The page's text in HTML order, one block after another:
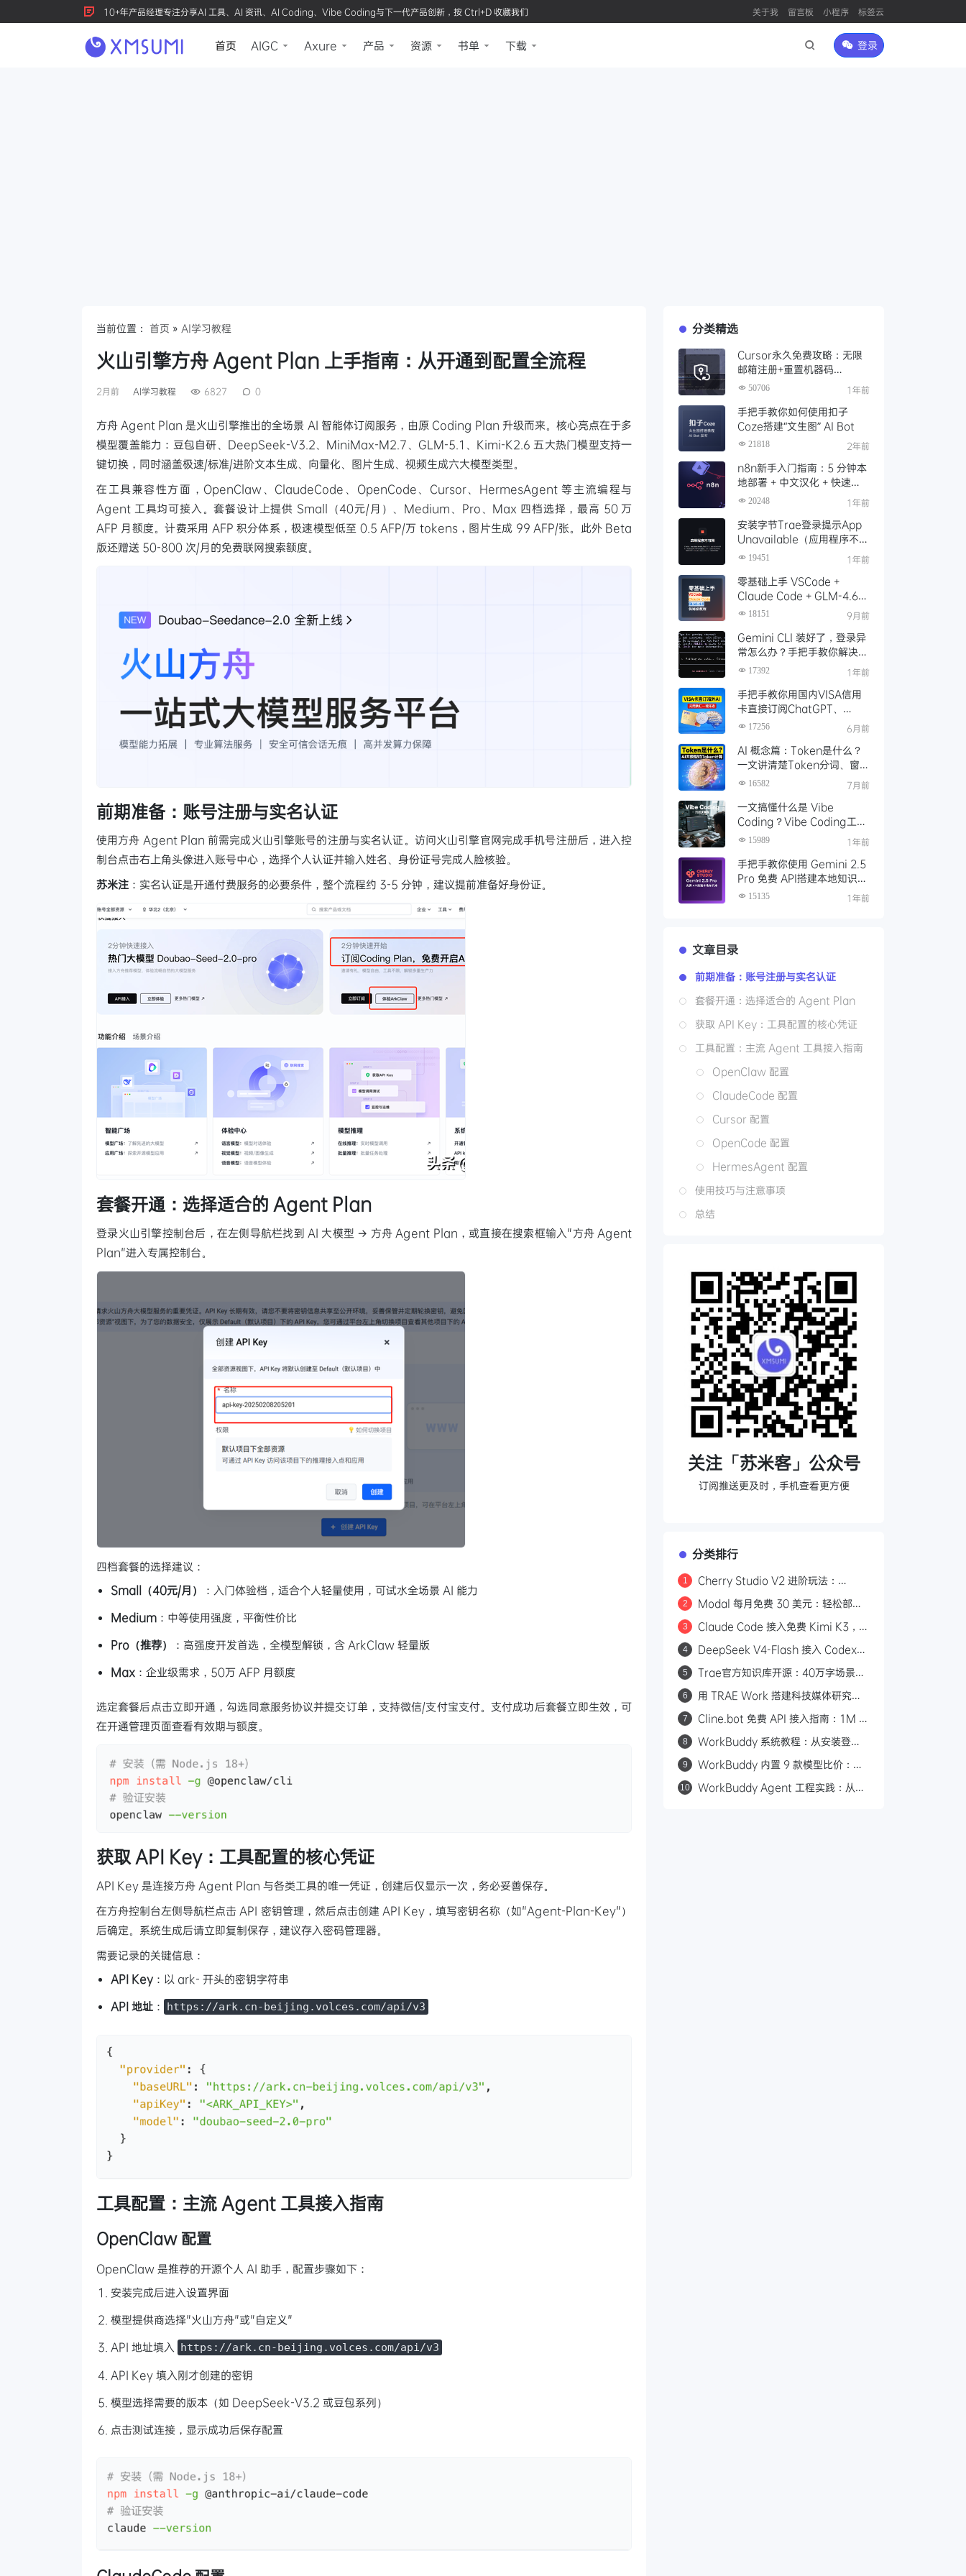
10+年产品经理专注分享AI 工具、AI 资讯、AI Coding、Vibe Coding与下一代产品创新，按 Ctrl+D 收藏我们 关于我 留言板 小程序 标签云
首页 AIGC Axure 产品 资源 书单 下载 登录
当前位置： 首页 » AI学习教程
火山引擎方舟 Agent Plan 上手指南：从开通到配置全流程
2月前 AI学习教程 6827 0
方舟 Agent Plan 是火山引擎推出的全场景 AI 智能体订阅服务，由原 Coding Plan 升级而来。核心亮点在于多
模型覆盖能力：豆包自研、DeepSeek-V3.2、MiniMax-M2.7、GLM-5.1、Kimi-K2.6 五大热门模型支持一
键切换，同时涵盖极速/标准/进阶文本生成、向量化、图片生成、视频生成六大模型类型。
在工具兼容性方面，OpenClaw、ClaudeCode、OpenCode、Cursor、HermesAgent 等主流编程与
Agent 工具均可接入。套餐设计上提供 Small（40元/月）、Medium、Pro、Max 四档选择，最高 50 万
AFP 月额度。计费采用 AFP 积分体系，极速模型低至 0.5 AFP/万 tokens，图片生成 99 AFP/张。此外 Beta
版还赠送 50-800 次/月的免费联网搜索额度。
前期准备：账号注册与实名认证
使用方舟 Agent Plan 前需完成火山引擎账号的注册与实名认证。访问火山引擎官网完成手机号注册后，进入控
制台点击右上角头像进入账号中心，选择个人认证并输入姓名、身份证号完成人脸核验。
苏米注 ：实名认证是开通付费服务的必要条件，整个流程约 3-5 分钟，建议提前准备好身份证。
套餐开通：选择适合的 Agent Plan
登录火山引擎控制台后，在左侧导航栏找到 AI 大模型 → 方舟 Agent Plan，或直接在搜索框输入"方舟 Agent
Plan"进入专属控制台。
四档套餐的选择建议：
Small（40元/月）
：入门体验档，适合个人轻量使用，可试水全场景 AI 能力
Medium ：中等使用强度，平衡性价比
Pro（推荐）
：高强度开发首选，全模型解锁，含 ArkClaw 轻量版
Max ：企业级需求，50万 AFP 月额度
选定套餐后点击立即开通，勾选同意服务协议并提交订单，支持微信/支付宝支付。支付成功后套餐立即生效，可
在开通管理页面查看有效期与额度。
获取 API Key：工具配置的核心凭证
API Key 是连接方舟 Agent Plan 与各类工具的唯一凭证，创建后仅显示一次，务必妥善保存。
在方舟控制台左侧导航栏点击 API 密钥管理，然后点击创建 API Key，填写密钥名称（如"Agent-Plan-Key"）
后确定。系统生成后请立即复制保存，建议存入密码管理器。
需要记录的关键信息：
API Key ：以 ark- 开头的密钥字符串
API 地址 ： https://ark.cn-beijing.volces.com/api/v3
工具配置：主流 Agent 工具接入指南
OpenClaw 配置
OpenClaw 是推荐的开源个人 AI 助手，配置步骤如下：
安装完成后进入设置界面
模型提供商选择"火山方舟"或"自定义"
API 地址填入
https://ark.cn-beijing.volces.com/api/v3
API Key 填入刚才创建的密钥
模型选择需要的版本（如 DeepSeek-V3.2 或豆包系列）
点击测试连接，显示成功后保存配置
分类精选
Cursor永久免费攻略：无限
邮箱注册+重置机器码
+Cursor试用期重置工具实现
50706 1年前
手把手教你如何使用扣子
Coze搭建“文生图” AI Bot
21818 2年前
n8n新手入门指南：5 分钟本
地部署 + 中文汉化 + 快速启
动，玩转工作流（Docker
20248 1年前
安装字节Trae登录提示App
Unavailable（应用程序不可
用）解决办法，这份官方指南
19451 1年前
零基础上手 VSCode +
Claude Code + GLM-4.6
保姆级安装配置教程
18151 9月前
Gemini CLI 装好了，登录异
常怎么办？手把手教你解决
Gemini CLI 登录问题
17392 1年前
手把手教你用国内VISA信用
卡直接订阅ChatGPT、
Claude、Google Gemini
17256 6月前
AI 概念篇：Token是什么？
一文讲清楚Token分词、窗
口、计费与常用计算工具
16582 7月前
一文搞懂什么是 Vibe
Coding？Vibe Coding工具
推荐及Cursor编程开发实践
15989 1年前
手把手教你使用 Gemini 2.5
Pro 免费 API搭建本地知识
库，一键接入 Gemini！
15135 1年前
文章目录
前期准备：账号注册与实名认证
套餐开通：选择适合的 Agent Plan
获取 API Key：工具配置的核心凭证
工具配置：主流 Agent 工具接入指南
OpenClaw 配置
ClaudeCode 配置
Cursor 配置
OpenCode 配置
HermesAgent 配置
使用技巧与注意事项
总结
关注「苏米客」公众号
订阅推送更及时，手机查看更方便
分类排行
1
Cherry Studio V2 进阶玩法：
生态
2
Modal 每月免费 30 美元：轻松部署
3
Claude Code 接入免费 Kimi K3，
4
DeepSeek V4-Flash 接入 Codex：
Luna
5
Trae官方知识库开源：40万字场景化
6
用 TRAE Work 搭建科技媒体研究助
7
Cline.bot 免费 API 接入指南：1M 超
8
WorkBuddy 系统教程：从安装登录
手 AI 桌面助手
9
WorkBuddy 内置 9 款模型比价：
10
WorkBuddy Agent 工程实践：从模